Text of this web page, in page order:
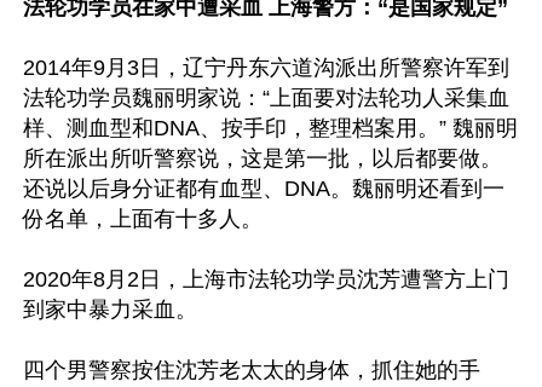
法轮功学员在家中遭采血 上海警方：“是国家规定”
2014年9月3日，辽宁丹东六道沟派出所警察许军到
法轮功学员魏丽明家说：“上面要对法轮功人采集血
样、测血型和DNA、按手印，整理档案用。” 魏丽明
所在派出所听警察说，这是第一批，以后都要做。
还说以后身分证都有血型、DNA。魏丽明还看到一
份名单，上面有十多人。
2020年8月2日，上海市法轮功学员沈芳遭警方上门
到家中暴力采血。
四个男警察按住沈芳老太太的身体，抓住她的手